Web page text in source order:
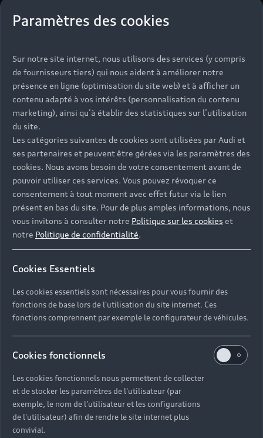
Découvrez le Label Audi
Occasion :plus
Paramètres des cookies
Sur notre site internet, nous utilisons des services (y compris
de fournisseurs tiers) qui nous aident à améliorer notre
présence en ligne (optimisation du site web) et à afficher un
contenu adapté à vos intérêts (personnalisation du contenu
marketing), ainsi qu’à établir des statistiques sur l’utilisation
du site.
Les catégories suivantes de cookies sont utilisées par Audi et
ses partenaires et peuvent être gérées via les paramètres des
cookies. Nous avons besoin de votre consentement avant de
pouvoir utiliser ces services. Vous pouvez révoquer ce
consentement à tout moment avec effet futur via le lien
présent en bas du site. Pour de plus amples informations, nous
vous invitons à consulter notre Politique sur les cookies et
notre Politique de confidentialité.
Cookies Essentiels
Les cookies essentiels sont nécessaires pour vous fournir des
fonctions de base lors de l'utilisation du site internet. Ces
fonctions comprennent par exemple le configurateur de véhicules.
Cookies fonctionnels
Les cookies fonctionnels nous permettent de collecter
et de stocker les paramètres de l'utilisateur (par
exemple, le nom de l'utilisateur et les configurations
de l'utilisateur) afin de rendre le site internet plus
convivial.